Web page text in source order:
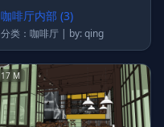
咖啡厅内部 (3)
分类：咖啡厅 | by: qing
17 M